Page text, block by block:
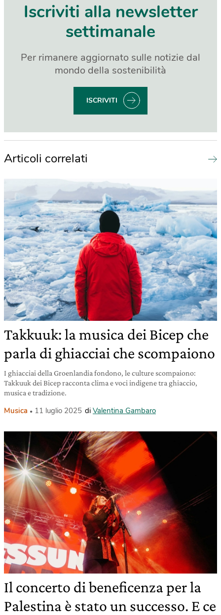
Iscriviti alla newsletter
settimanale
Per rimanere aggiornato sulle notizie dal
mondo della sostenibilità
ISCRIVITI
Articoli correlati
Takkuuk: la musica dei Bicep che
parla di ghiacciai che scompaiono
I ghiacciai della Groenlandia fondono, le culture scompaiono:
Takkuuk dei Bicep racconta clima e voci indigene tra ghiaccio,
musica e tradizione.
Musica 11 luglio 2025 di Valentina Gambaro
Il concerto di beneficenza per la
Palestina è stato un successo. E ce